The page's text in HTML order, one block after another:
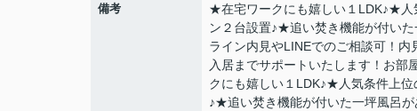
備考
★在宅ワークにも嬉しい１LDK♪★人
ン２台設置♪★追い焚き機能が付い
ライン内見やLINEでのご相談可！
入居までサポートいたします！お
クにも嬉しい１LDK♪★人気条件上
♪★追い焚き機能が付いた一坪風呂